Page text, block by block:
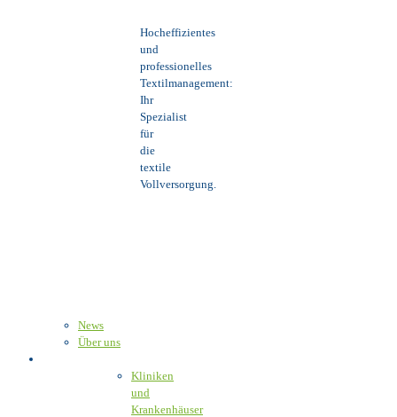
Hocheffizientes
und
professionelles
Textilmanagement:
Ihr
Spezialist
für
die
textile
Vollversorgung.
News
Über uns
Kliniken
und
Krankenhäuser